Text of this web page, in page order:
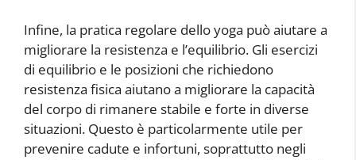
Infine, la pratica regolare dello yoga può aiutare a
migliorare la resistenza e l’equilibrio. Gli esercizi
di equilibrio e le posizioni che richiedono
resistenza fisica aiutano a migliorare la capacità
del corpo di rimanere stabile e forte in diverse
situazioni. Questo è particolarmente utile per
prevenire cadute e infortuni, soprattutto negli